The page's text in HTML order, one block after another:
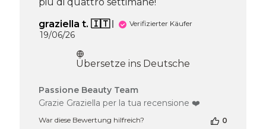
graziella t. 🇮🇹
Verifizierter Käufer
Veröffentlichungsdatum
19/06/26
Übersetze ins Deutsche
Kommentare
des
Inhabers
Passione Beauty Team
Grazie Graziella per la tua recensione ❤️
War diese Bewertung hilfreich? 0